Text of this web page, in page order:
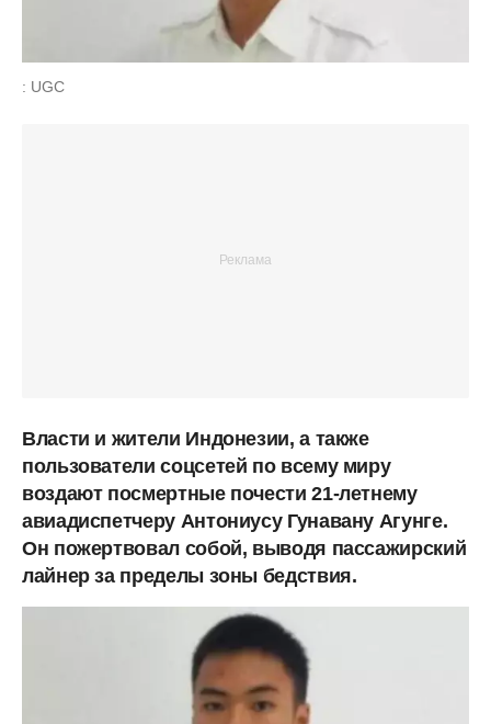
: UGC
Власти и жители Индонезии, а также
пользователи соцсетей по всему миру
воздают посмертные почести 21-летнему
авиадиспетчеру Антониусу Гунавану Агунге.
Он пожертвовал собой, выводя пассажирский
лайнер за пределы зоны бедствия.